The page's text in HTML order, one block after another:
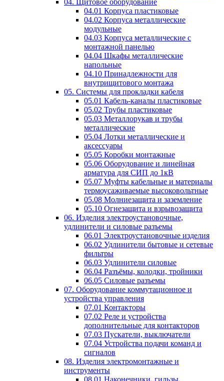
04.01 Корпуса пластиковые
04.02 Корпуса металлические
модульные
04.03 Корпуса металлические с
монтажной панелью
04.04 Шкафы металлические
напольные
04.10 Принадлежности для
внутрищитового монтажа
05. Системы для прокладки кабеля
05.01 Кабель-каналы пластиковые
05.02 Трубы пластиковые
05.03 Металлорукав и трубы
металлические
05.04 Лотки металлические и
аксессуары
05.05 Коробки монтажные
05.06 Оборудование и линейная
арматура для СИП до 1кВ
05.07 Муфты кабельные и материалы
термоусаживаемые высоковольтные
05.08 Молниезащита и заземление
05.10 Огнезащита и взрывозащита
06. Изделия электроустановочные,
удлинители и силовые разъемы
06.01 Электроустановочные изделия
06.02 Удлинители бытовые и сетевые
фильтры
06.03 Удлинители силовые
06.04 Разъёмы, колодки, тройники
06.05 Силовые разъемы
07. Оборудование коммутационное и
устройства управления
07.01 Контакторы
07.02 Реле и устройства
дополнительные для контакторов
07.03 Пускатели, выключатели
07.04 Устройства подачи команд и
сигналов
08. Изделия электромонтажные и
инструменты
08.01 Наконечники, гильзы,